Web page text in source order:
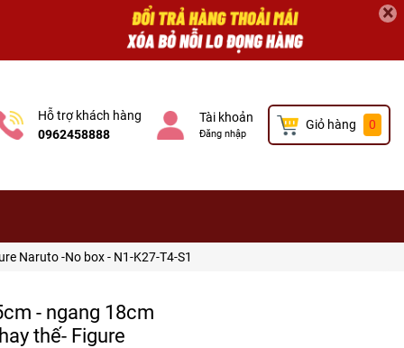
×
Hỗ trợ khách hàng
0962458888
Tài khoản
Đăng nhập
Giỏ hàng 0
Naruto -No box - N1-K27-T4-S1
- ngang 18cm
thế- Figure